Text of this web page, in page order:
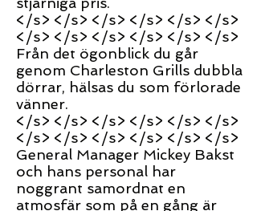
</s> </s> </s> </s> </s> </s>
</s> </s> </s> </s> </s> </s>
Från det ögonblick du går
genom Charleston Grills dubbla
dörrar, hälsas du som förlorade
vänner.
</s> </s> </s> </s> </s> </s>
</s> </s> </s> </s> </s> </s>
General Manager Mickey Bakst
och hans personal har
noggrant samordnat en
atmosfär som på en gång är